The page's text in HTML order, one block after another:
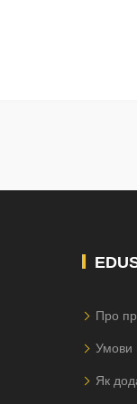
Про
Умови
Як